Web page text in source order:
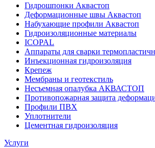
Гидрошпонки Аквастоп
Деформационные швы Аквастоп
Набухающие профили Аквастоп
Гидроизоляционные материалы
ICOPAL
Аппараты для сварки
Инъекционная гидроизоляция
Крепеж
Мембраны и геотекстиль
Несъемная опалубка АКВАСТОП
Противопожарная защита
Профили ПВХ
Уплотнители
Цементная гидроизоляция
Услуги